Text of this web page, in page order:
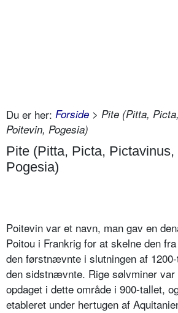
Du er her: Forside > Pite (Pitta,
Poitevin, Pogesia)
Pite (Pitta, Picta, Pictavinus,
Pogesia)
Poitevin var et navn, man gav en
Poitou i Frankrig for at skelne den
den førstnævnte i slutningen af
den sidstnævnte. Rige sølvminer var
opdaget i dette område i 900-tallet,
etableret under hertugen af